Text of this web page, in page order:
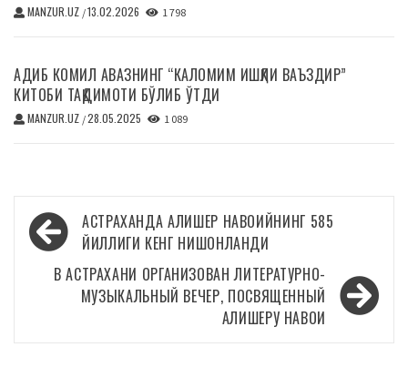
MANZUR.UZ /13.02.2026 1 798
АДИБ КОМИЛ АВАЗНИНГ “КАЛОМИМ ИШҚЛИ ВАЪЗДИР”
КИТОБИ ТАҚДИМОТИ БЎЛИБ ЎТДИ
MANZUR.UZ /28.05.2025 1 089
Навигация
по
записям
АСТРАХАНДА АЛИШЕР НАВОИЙНИНГ 585
ЙИЛЛИГИ КЕНГ НИШОНЛАНДИ
В АСТРАХАНИ ОРГАНИЗОВАН ЛИТЕРАТУРНО-
МУЗЫКАЛЬНЫЙ ВЕЧЕР, ПОСВЯЩЕННЫЙ
АЛИШЕРУ НАВОИ